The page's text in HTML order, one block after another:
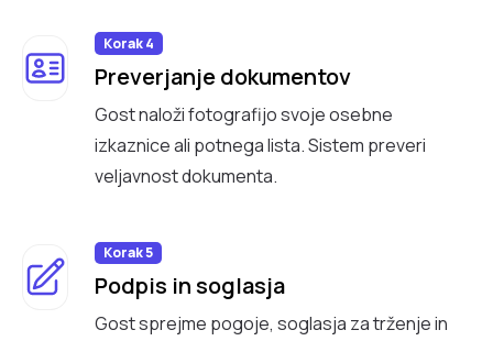
Korak 4
Preverjanje dokumentov
Gost naloži fotografijo svoje osebne
izkaznice ali potnega lista. Sistem preveri
veljavnost dokumenta.
Korak 5
Podpis in soglasja
Gost sprejme pogoje, soglasja za trženje in